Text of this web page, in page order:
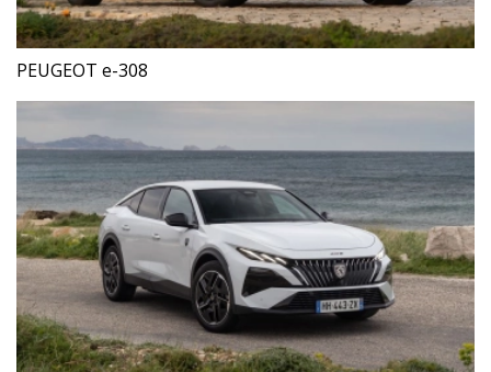
PEUGEOT e-308